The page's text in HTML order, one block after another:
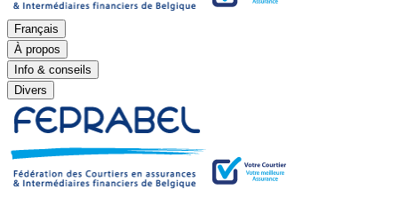
Français
À propos
Info & conseils
Divers